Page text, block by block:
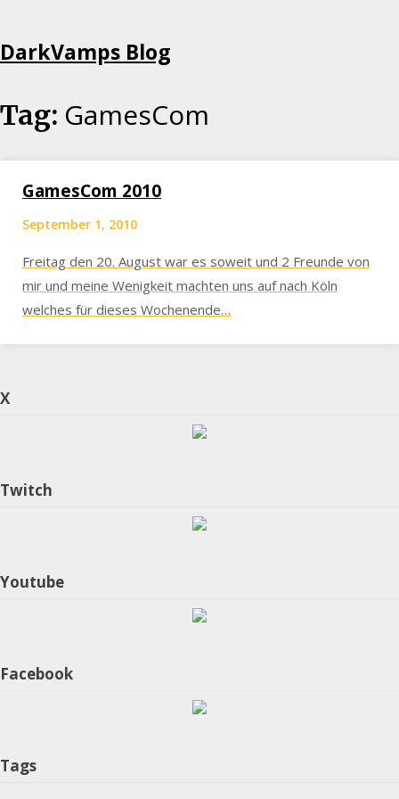
to
DarkVamps Blog
Tag: GamesCom
GamesCom 2010
September 1, 2010
Freitag den 20. August war es soweit und 2 Freunde von
mir und meine Wenigkeit machten uns auf nach Köln
welches für dieses Wochenende…
X
Twitch
Youtube
Facebook
Tags